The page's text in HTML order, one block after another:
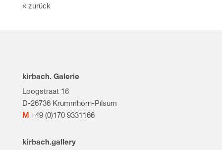
« zurück
kirbach. Galerie
Loogstraat 16
D-26736 Krummhörn-Pilsum
M+49 (0)170 9331166
kirbach.gallery